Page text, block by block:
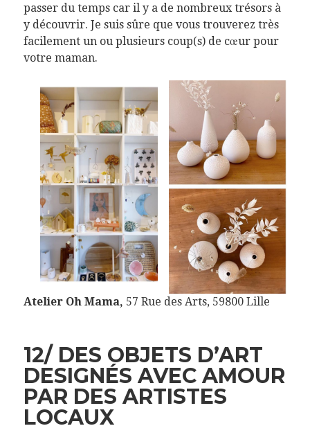
passer du temps car il y a de nombreux trésors à
y découvrir. Je suis sûre que vous trouverez très
facilement un ou plusieurs coup(s) de cœur pour
votre maman.
Atelier Oh Mama, 57 Rue des Arts, 59800 Lille
12/ DES OBJETS D’ART
DESIGNÉS AVEC AMOUR
PAR DES ARTISTES
LOCAUX